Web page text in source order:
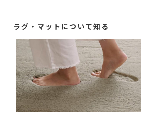
ラグ・マットについて知る